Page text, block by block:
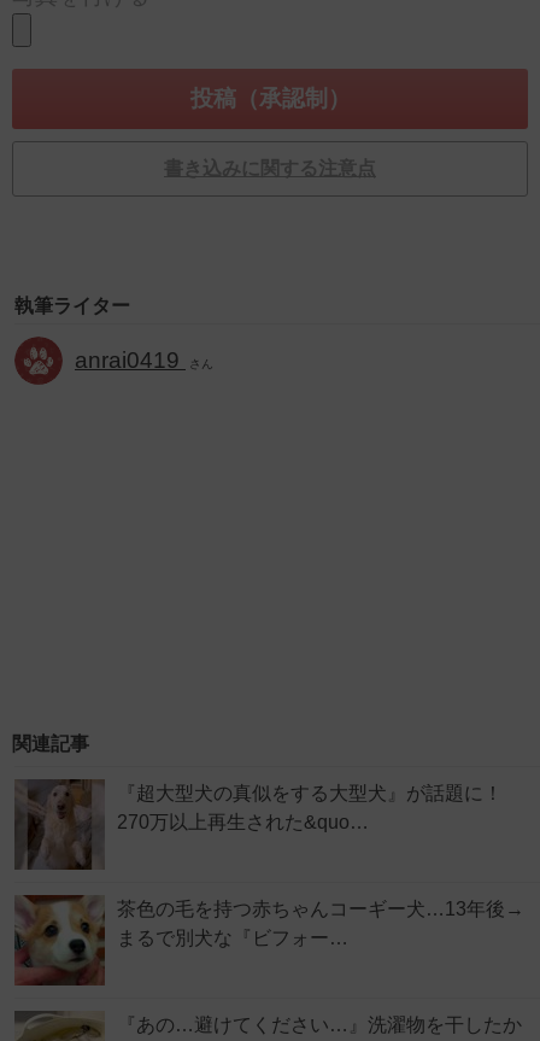
書き込みに関する注意点
執筆ライター
anrai0419 さん
関連記事
『超大型犬の真似をする大型犬』が話題に！
270万以上再生された&quo…
茶色の毛を持つ赤ちゃんコーギー犬…13年後→
まるで別犬な『ビフォー…
『あの…避けてください…』洗濯物を干したか